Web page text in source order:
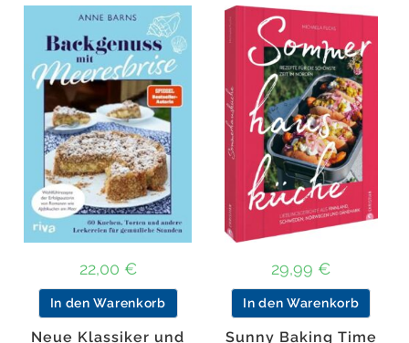
22,00 €
In den Warenkorb
29,99 €
In den Warenkorb
Neue Klassiker und
Sunny Baking Time